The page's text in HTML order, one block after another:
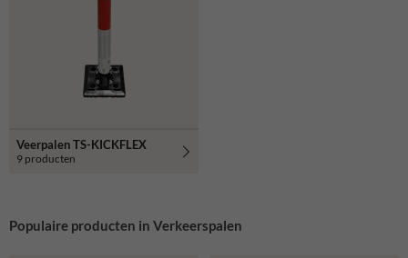
Veerpalen TS-KICKFLEX
9 producten
Populaire producten in Verkeerspalen